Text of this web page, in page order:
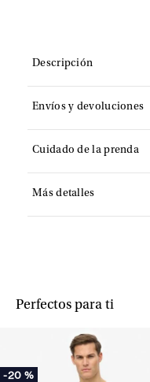
Descripción
Envíos y devoluciones
Cuidado de la prenda
Más detalles
Perfectos para ti
-20 %